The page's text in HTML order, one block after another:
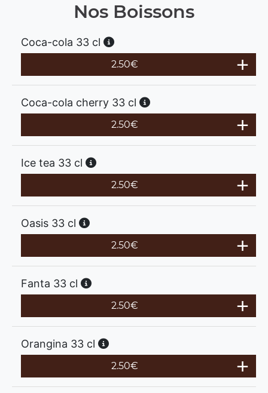
Nos Boissons
Coca-cola 33 cl
2.50€
Coca-cola cherry 33 cl
2.50€
Ice tea 33 cl
2.50€
Oasis 33 cl
2.50€
Fanta 33 cl
2.50€
Orangina 33 cl
2.50€